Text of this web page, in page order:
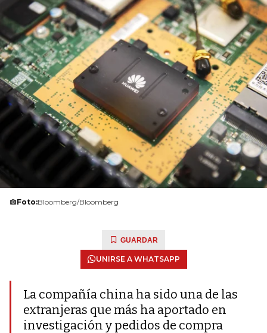
Foto:Bloomberg/Bloomberg
GUARDAR
UNIRSE A WHATSAPP
La compañía china ha sido una de las
extranjeras que más ha aportado en
investigación y pedidos de compra